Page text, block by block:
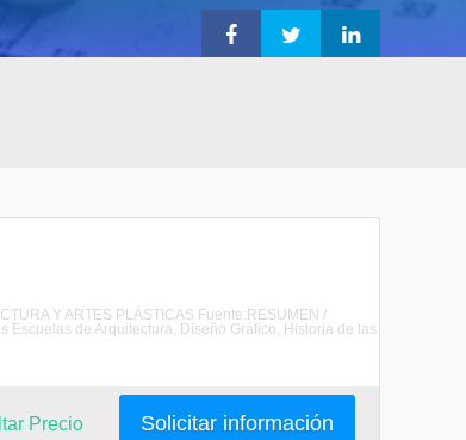
Y ARTES PLÁSTICAS Fuente:RESUMEN /
Escuelas de Arquitectura, Diseño Gráfico, Historia de las
Solicitar información
Precio